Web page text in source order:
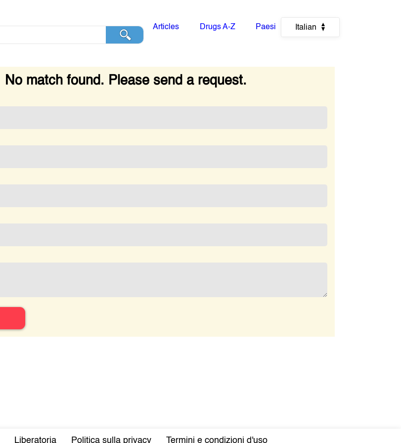
Articles Drugs A-Z Paesi Italian
No match found. Please send a request.
Liberatoria Politica sulla privacy Termini e condizioni d'uso